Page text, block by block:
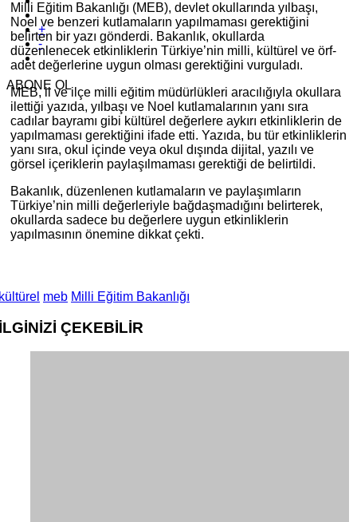
+
-
ABONE OL
Milli Eğitim Bakanlığı (MEB), devlet okullarında yılbaşı,
Noel ve benzeri kutlamaların yapılmaması gerektiğini
belirten bir yazı gönderdi. Bakanlık, okullarda
düzenlenecek etkinliklerin Türkiye’nin milli, kültürel ve örf-
adet değerlerine uygun olması gerektiğini vurguladı.
MEB, il ve ilçe milli eğitim müdürlükleri aracılığıyla okullara
ilettiği yazıda, yılbaşı ve Noel kutlamalarının yanı sıra
cadılar bayramı gibi kültürel değerlere aykırı etkinliklerin de
yapılmaması gerektiğini ifade etti. Yazıda, bu tür etkinliklerin
yanı sıra, okul içinde veya okul dışında dijital, yazılı ve
görsel içeriklerin paylaşılmaması gerektiği de belirtildi.
Bakanlık, düzenlenen kutlamaların ve paylaşımların
Türkiye’nin milli değerleriyle bağdaşmadığını belirterek,
okullarda sadece bu değerlere uygun etkinliklerin
yapılmasının önemine dikkat çekti.
meb Milli Eğitim Bakanlığı
ÇEKEBİLİR